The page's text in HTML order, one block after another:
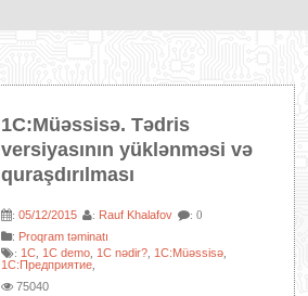
MƏQALƏLƏR
PROQRAMLAR
AVADANLIQLAR
XƏBƏRLƏR
1C:Müəssisə. Tədris
versiyasının yüklənməsi və
quraşdırılması
:05/12/2015 : Rauf Khalafov : 0
: Proqram təminatı
: 1C 1C demo 1C nədir? 1C:Müəssisə
1С:Предприятие
75040